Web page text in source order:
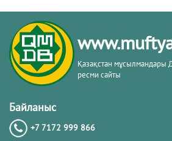
Қазақстан мұсылмандары
ресми сайты
Байланыс
+7 7172 999 866